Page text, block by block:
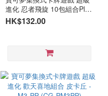
進化 忍者飛旋 10包組合Plus
M4F-10P(CG-PM4F10P)
HK$132.00